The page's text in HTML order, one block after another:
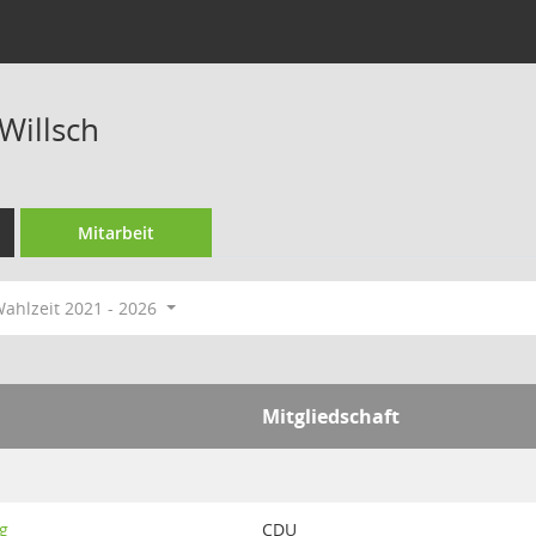
Mitarbeit
2021 - 2026
Mitgliedschaft
CDU